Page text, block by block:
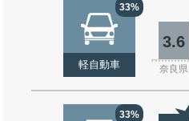
33%
軽自動車
3.6
奈良県
33%